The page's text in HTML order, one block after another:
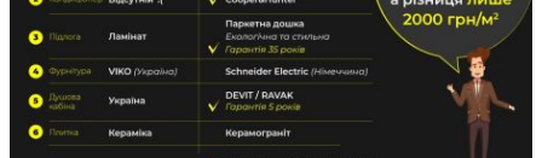
Загрузить презентацию:
Бизнес-центр Апартаменты